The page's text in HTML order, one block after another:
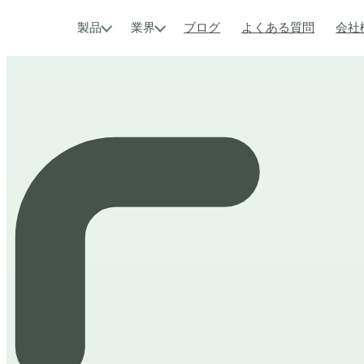
製品 業界 ブログ よくある質問 会社